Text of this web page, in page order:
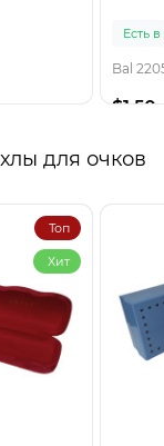
Есть
Bal
$1.50
для очков
Топ
Хит